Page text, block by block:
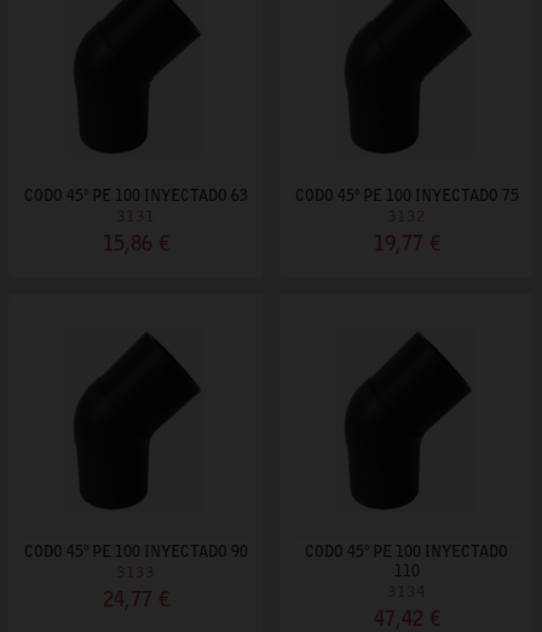
CODO 45º PE 100 INYECTADO 63
3131
15,86 €
CODO 45º PE 100 INYECTADO 75
3132
19,77 €
CODO 45º PE 100 INYECTADO 90
3133
24,77 €
CODO 45º PE 100 INYECTADO
110
3134
47,42 €